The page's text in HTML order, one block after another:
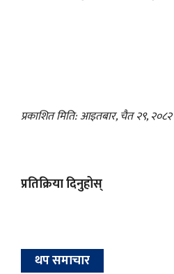
प्रकाशित मिति: आइतबार, चैत २९, २०८२
प्रतिक्रिया दिनुहोस्
थप समाचार